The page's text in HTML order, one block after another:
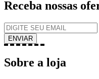
Receba nossas
Sobre a loja